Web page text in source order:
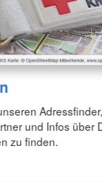
und Infos über
zu finden.